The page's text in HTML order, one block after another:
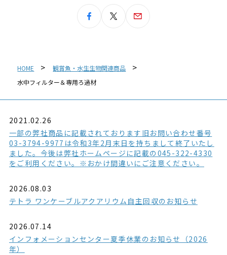
HOME
観賞魚・水生生物関連商品
水中フィルター＆専用ろ過材
2021.02.26
一部の弊社商品に記載されております旧お問い合わせ番号
03-3794-9977は令和3年2月末日を持ちまして終了いたし
ました。今後は弊社ホームページに記載の045-322-4330
をご利用ください。※おかけ間違いにご注意ください。
2026.08.03
テトラ ワンケーブルアクアリウム自主回収のお知らせ
2026.07.14
インフォメーションセンター夏季休業のお知らせ（2026
年）